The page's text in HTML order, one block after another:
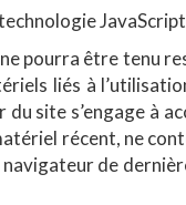
pourra être tenu
liés à
du site s’engage à
récent, ne
de